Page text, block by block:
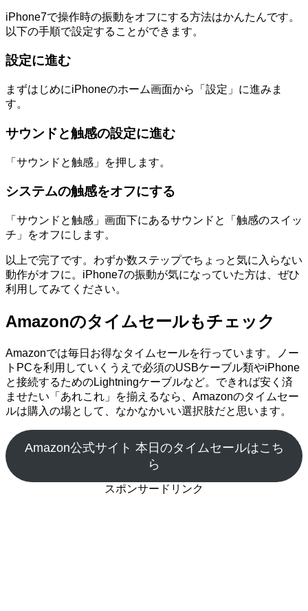
iPhone7で操作時の振動をオフにする方法はかんたんです。
以下の手順で設定することができます。
設定に進む
まずはじめにiPhoneのホーム画面から「設定」に進みま
す。
サウンドと触感の設定に進む
「サウンドと触感」を押します。
システムの触感をオフにする
「サウンドと触感」画面下にあるサウンドと「触感のスイッ
チ」をオフにします。
以上で完了です。わずか数ステップでちょっと気に入らない
動作がオフに。iPhone7の振動が気になっていた方は、ぜひ
利用してみてください。
Amazonのタイムセールもチェック
Amazonでは毎日お得なタイムセールを行っています。ノー
トPCを利用していくうえで必須のUSBケーブル類やiPhone
と接続するためのLightningケーブルなど。できれば安く済
ませたい「あれこれ」を揃えるなら、Amazonのタイムセー
ルは購入の場として、なかなかいい選択肢だと思います。
Amazon公式サイト 本日のタイムセールはこち
ら
スポンサードリンク